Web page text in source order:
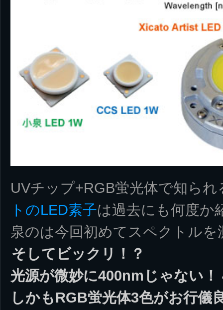
UVチップ+RGB蛍光体で知られ
トのLED素子は過去にも何度か
泉のは今回初めてスペクトルを
そしてビックリ！？
光源が微妙に400nmじゃない
しかもRGB蛍光体3色がお行儀